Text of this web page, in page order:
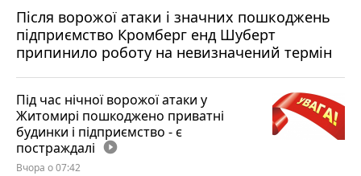
Після ворожої атаки і значних пошкоджень
підприємство Кромберг енд Шуберт
припинило роботу на невизначений термін
Під час нічної ворожої атаки у
Житомирі пошкоджено приватні
будинки і підприємство - є
постраждалі play_circle_filled
Вчора о 07:42